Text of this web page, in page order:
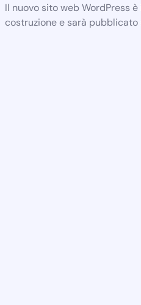
Il nuovo sito web WordPress
costruzione e sarà pubblicato